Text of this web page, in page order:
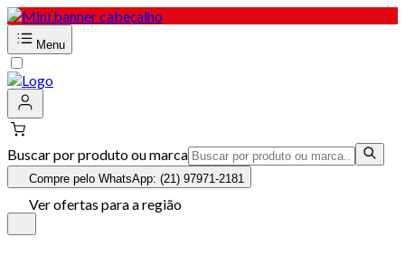
Menu
Buscar por produto ou marca
Compre pelo WhatsApp: (21) 97971-2181
Ver ofertas para a região